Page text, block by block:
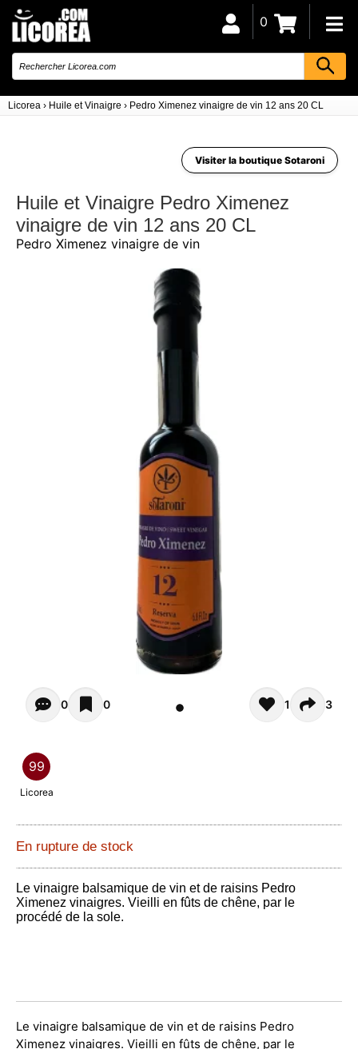
Licorea › Huile et Vinaigre › Pedro Ximenez vinaigre de vin 12 ans 20 CL
0
Visiter la boutique Sotaroni
Huile et Vinaigre Pedro Ximenez
vinaigre de vin 12 ans 20 CL
Pedro Ximenez vinaigre de vin
Opiniones - Pour le moment il n'y a aucun
0 0 1 3
99
Licorea
En rupture de stock
Le vinaigre balsamique de vin et de raisins Pedro
Ximenez vinaigres. Vieilli en fûts de chêne, par le
procédé de la sole.
Le vinaigre balsamique de vin et de raisins Pedro
Ximenez vinaigres. Vieilli en fûts de chêne, par le